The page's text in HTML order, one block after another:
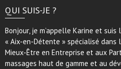
QUI SUIS-JE ?
Bonjour, je m’appelle Karine et
« Aix-en-Détente » spécialisé dans
Mieux-Être en Entreprise et aux
massages haut de gamme et au